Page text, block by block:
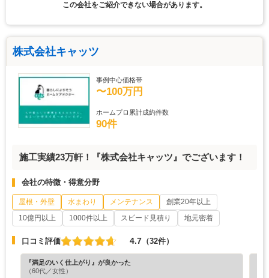
この会社をご紹介できない場合があります。
株式会社キャッツ
事例中心価格帯
〜100万円
ホームプロ累計成約件数
90件
施工実績23万軒！『株式会社キャッツ』でございます！
会社の特徴・得意分野
屋根・外壁 水まわり メンテナンス
創業20年以上
10億円以上
1000件以上 スピード見積り 地元密着
口コミ評価 4.7 （32件）
『満足のいく仕上がり』が良かった
（60代／女性）